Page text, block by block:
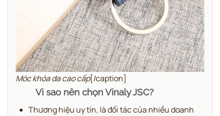
Móc khóa da cao cấp[/caption]
Vì sao nên chọn Vinaly JSC?
Thương hiệu uy tín, là đối tác của nhiều doanh